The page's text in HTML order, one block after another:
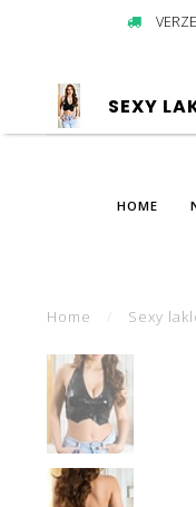
HOME
Home Sexy
SEXY